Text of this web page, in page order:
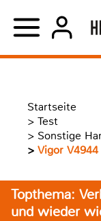
Startseite
> Test
> Sonstige
> Vigor V4944
Topthema:
und wieder